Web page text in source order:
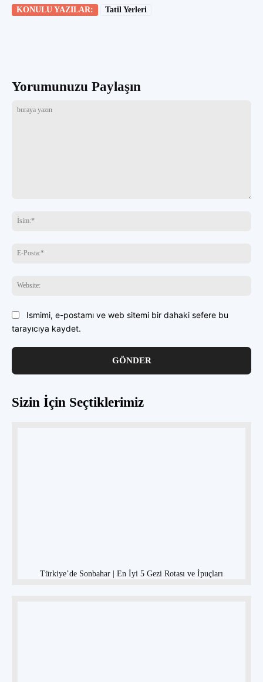
KONULU YAZILAR: Tatil Yerleri
Yorumunuzu Paylaşın
yazın
Ismimi, e-postamı ve web sitemi bir dahaki sefere bu
tarayıcıya kaydet.
Sizin İçin Seçtiklerimiz
Türkiye’de Sonbahar | En İyi 5 Gezi Rotası ve İpuçları